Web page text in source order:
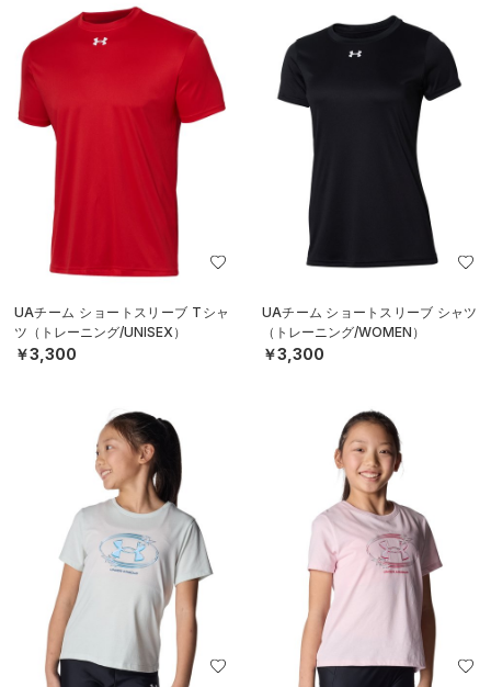
UAチーム ショートスリーブ Tシャ
ツ（トレーニング/UNISEX）
￥3,300
UAチーム ショートスリーブ シャツ
（トレーニング/WOMEN）
￥3,300